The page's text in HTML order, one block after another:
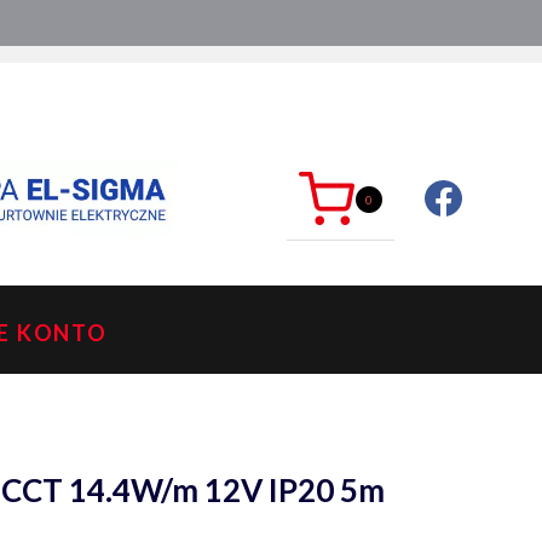
0
KONTO
14.4W/m 12V IP20 5m